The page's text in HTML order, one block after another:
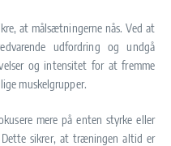
at målsætningerne nås. Ved at
udfordring og undgå
og intensitet for at fremme
muskelgrupper.
mere på enten styrke eller
sikrer, at træningen altid er